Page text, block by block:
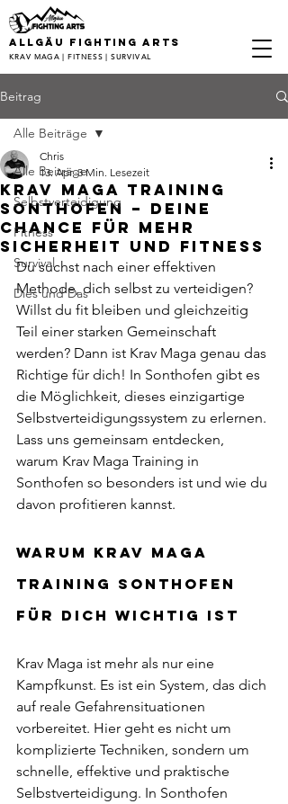
ALLGÄU FIGHTING ARTS
KRAV MAGA | FITNESS | SURVIVAL
Beitrag
Alle Beiträge
Selbstverteidigung
Fitness
Survival
Dies und Das
Alle Beiträge
Krav Maga Training
Sonthofen – Deine
Chance für mehr
Sicherheit und Fitness
Chris
13. Apr. 3 Min. Lesezeit
Du suchst nach einer effektiven
Methode, dich selbst zu verteidigen?
Willst du fit bleiben und gleichzeitig
Teil einer starken Gemeinschaft
werden? Dann ist Krav Maga genau das
Richtige für dich! In Sonthofen gibt es
die Möglichkeit, dieses einzigartige
Selbstverteidigungssystem zu erlernen.
Lass uns gemeinsam entdecken,
warum Krav Maga Training in
Sonthofen so besonders ist und wie du
davon profitieren kannst.
Warum Krav Maga
Training Sonthofen
für dich wichtig ist
Krav Maga ist mehr als nur eine
Kampfkunst. Es ist ein System, das dich
auf reale Gefahrensituationen
vorbereitet. Hier geht es nicht um
komplizierte Techniken, sondern um
schnelle, effektive und praktische
Selbstverteidigung. In Sonthofen